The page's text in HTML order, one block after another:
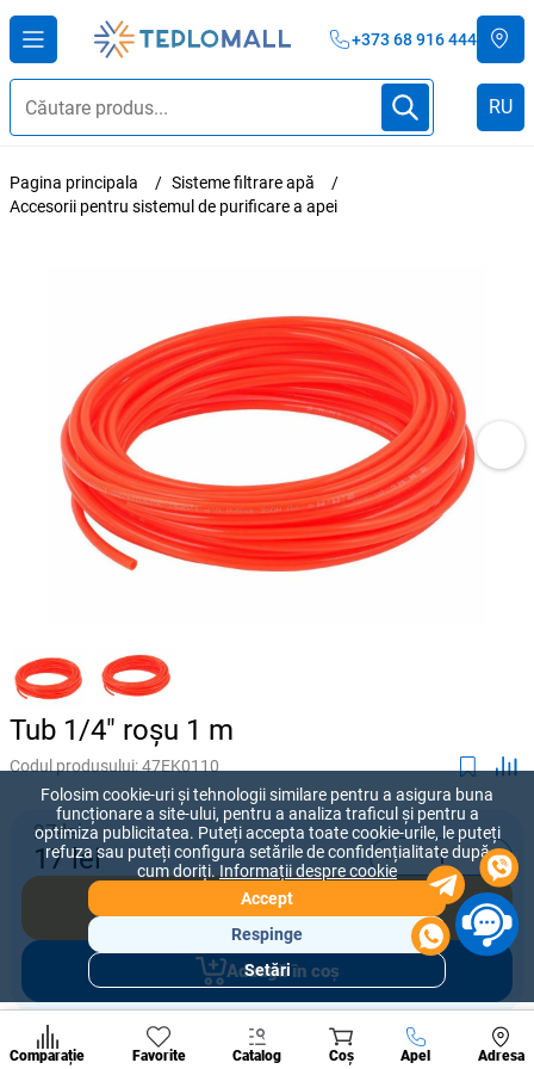
+373 68 916 444
RU
Pagina principala
Sisteme filtrare apă
Accesorii pentru sistemul de purificare a apei
Tub 1/4" roșu 1 m
Codul produsului:47EK0110
27 lei
17lei - +
Cumpără acum
Adaugă în coș
Oferiți prețul pe care sunteți dispus să îl plătiți pentru acest produs.
Comparație Favorite Catalog Coș Apel Adresa
A suna
populare
de
Folosim cookie-uri și tehnologii similare pentru a asigura buna
funcționare a site-ului, pentru a analiza traficul și pentru a
optimiza publicitatea. Puteți accepta toate cookie-urile, le puteți
refuza sau puteți configura setările de confidențialitate după
cum doriți. Informații despre cookie
Accept
Respinge
Setări